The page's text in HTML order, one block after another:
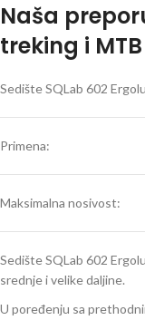
Naša
treking i
Sedište SQLab 602
Primena: MTB,
Maksimalna
Sedište SQLab 602
srednje i velike daljine.
U poređenju sa